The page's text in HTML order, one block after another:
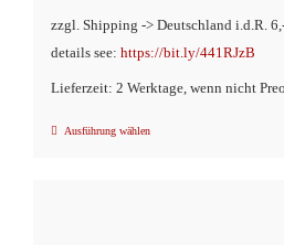
zzgl. Shipping -> Deutschland i.d.R.
details see: https://bit.ly/441RJzB
Lieferzeit: 2 Werktage, wenn nicht
Ausführung wählenDieses